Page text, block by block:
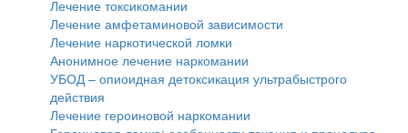
Лечение токсикомании
Лечение амфетаминовой зависимости
Лечение наркотической ломки
Анонимное лечение наркомании
УБОД – опиоидная детоксикация ультрабыстрого
действия
Лечение героиновой наркомании